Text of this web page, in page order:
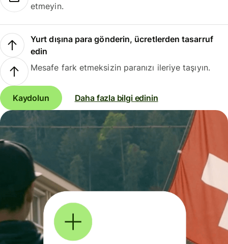
etmeyin.
Yurt dışına para gönderin, ücretlerden tasarruf
edin
Mesafe fark etmeksizin paranızı ileriye taşıyın.
Kaydolun Daha fazla bilgi edinin